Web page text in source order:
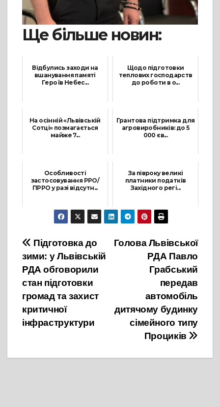
Ще більше новин:
Відбулись заходи на
вшанування памяті
Героїв Небес...
Щодо підготовки
теплових господарств
до роботи в о...
На осінній «Львівській
Сотці» позмагається
майже 7...
Грантова підтримка для
агровиробників: до 5
000 єв...
Особливості
застосовування РРО/
ПРРО у разі відсутн...
7 Лютого, 2023
За півроку великі
платники податків
Західного регі...
9 Липня, 2021
Навігація
записів
Голова Львівської
РДА Павло
Грабський
передав
автомобіль
дитячому будинку
сімейного типу
Проциків
Підготовка до
зими: у Львівській
РДА обговорили
стан підготовки
громад та захист
критичної
інфраструктури